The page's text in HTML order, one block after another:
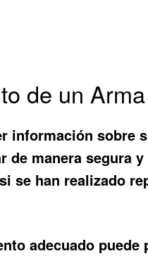
de un
información sobre
manera segura
han realizado
adecuado